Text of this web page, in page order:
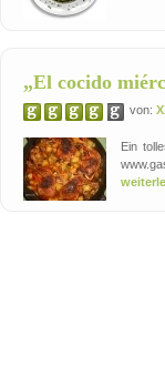
„El cocido
von:
Ein